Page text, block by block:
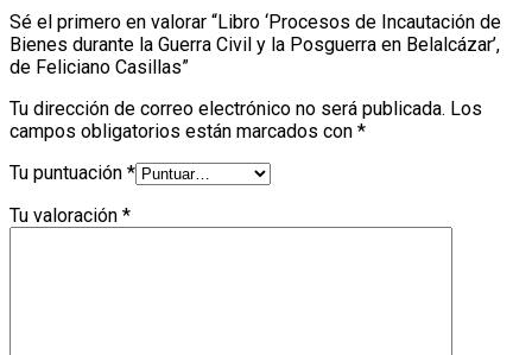
Sé el primero en valorar “Libro ‘Procesos de Incautación de
Bienes durante la Guerra Civil y la Posguerra en Belalcázar’,
de Feliciano Casillas”
Tu dirección de correo electrónico no será publicada. Los
campos obligatorios están marcados con *
Tu puntuación *
Tu valoración *